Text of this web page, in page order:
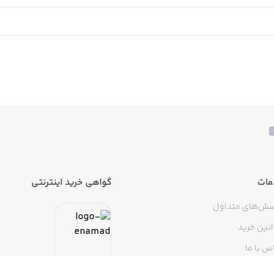
Avoid obstacles in this formula racing game and go around
Use your slingshot to shoot bread
متداول
خرید
با ما
گواهی خرید اینترنتی